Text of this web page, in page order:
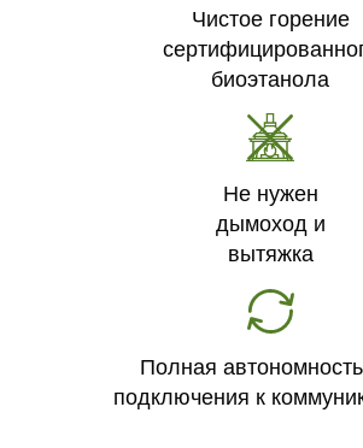
Чистое горение
биоэтанола
Не нужен
дымоход и
вытяжка
Полная
подключения к